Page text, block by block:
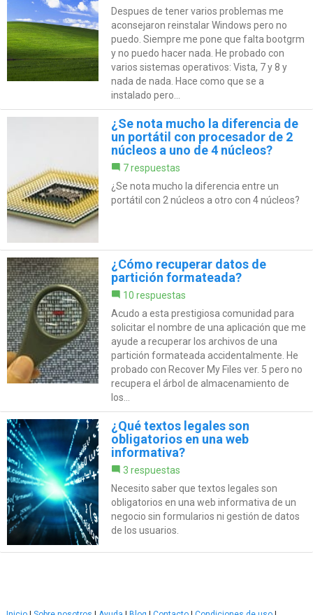
Despues de tener varios problemas me
aconsejaron reinstalar Windows pero no
puedo. Siempre me pone que falta bootgrm
y no puedo hacer nada. He probado con
varios sistemas operativos: Vista, 7 y 8 y
nada de nada. Hace como que se a
instalado pero...
¿Se nota mucho la diferencia de
un portátil con procesador de 2
núcleos a uno de 4 núcleos?
7 respuestas
¿Se nota mucho la diferencia entre un
portátil con 2 núcleos a otro con 4 núcleos?
¿Cómo recuperar datos de
partición formateada?
10 respuestas
Acudo a esta prestigiosa comunidad para
solicitar el nombre de una aplicación que me
ayude a recuperar los archivos de una
partición formateada accidentalmente. He
probado con Recover My Files ver. 5 pero no
recupera el árbol de almacenamiento de
los...
¿Qué textos legales son
obligatorios en una web
informativa?
3 respuestas
Necesito saber que textos legales son
obligatorios en una web informativa de un
negocio sin formularios ni gestión de datos
de los usuarios.